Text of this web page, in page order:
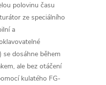
polovinu času
ze speciálního
a
dosáhne během
ale bez otáčení
kulatého FG-